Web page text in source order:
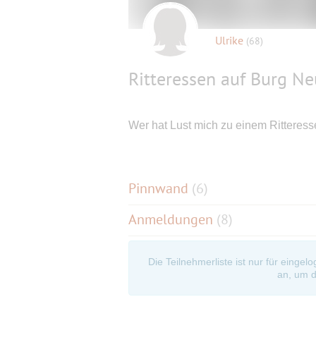
Ulrike (68)
Ritteressen auf Burg
Wer hat Lust mich zu einem
Pinnwand (6)
Anmeldungen (8)
Die Teilnehmerliste ist nur für
an, um